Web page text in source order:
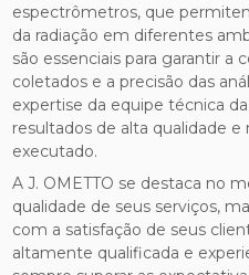
espectrômetros, que
da radiação em diferentes
são essenciais para garantir a
coletados e a precisão das
expertise da equipe técnica
resultados de alta qualidade
executado.
A J. OMETTO se destaca no
qualidade de seus serviços,
com a satisfação de seus
altamente qualificada e